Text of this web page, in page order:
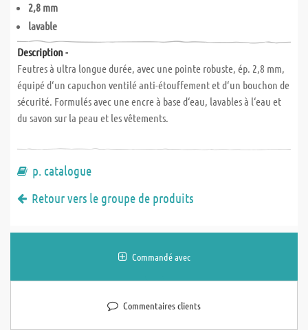
2,8 mm
lavable
Description -
Feutres à ultra longue durée, avec une pointe robuste, ép. 2,8 mm,
équipé d‘un capuchon ventilé anti-étouffement et d‘un bouchon de
sécurité. Formulés avec une encre à base d‘eau, lavables à l‘eau et
du savon sur la peau et les vêtements.
p. catalogue
Retour vers le groupe de produits
Commandé avec
Commentaires clients